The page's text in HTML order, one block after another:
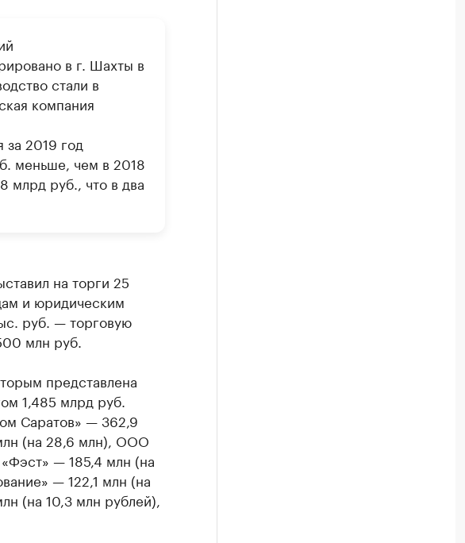
в г. Шахты в
стали в
компания
2019 год
меньше, чем в 2018
млрд руб., что в два
на торги 25
и юридическим
руб. — торговую
млн руб.
представлена
1,485 млрд руб.
Саратов» — 362,9
(на 28,6 млн), ООО
— 185,4 млн (на
— 122,1 млн (на
(на 10,3 млн рублей),